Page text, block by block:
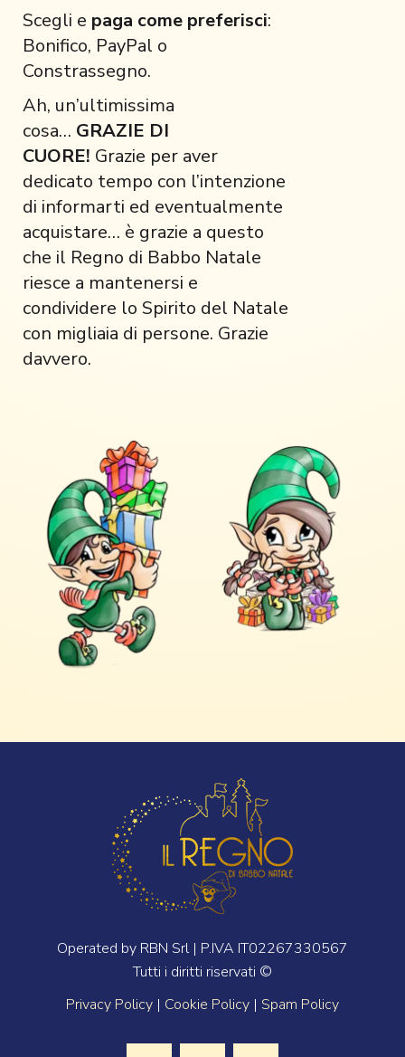
Scegli e paga come preferisci:
Bonifico, PayPal o
Constrassegno.
Ah, un’ultimissima
cosa… GRAZIE DI
CUORE! Grazie per aver
dedicato tempo con l’intenzione
di informarti ed eventualmente
acquistare… è grazie a questo
che il Regno di Babbo Natale
riesce a mantenersi e
condividere lo Spirito del Natale
con migliaia di persone. Grazie
davvero.
Operated by RBN Srl | P.IVA IT02267330567
Tutti i diritti riservati ©
Privacy Policy | Cookie Policy | Spam Policy